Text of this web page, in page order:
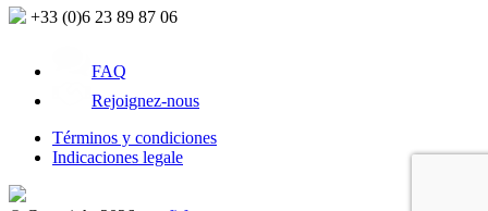
+33 (0)6 23 89 87 06
FAQ
Rejoignez-nous
Términos y condiciones
Indicaciones legale